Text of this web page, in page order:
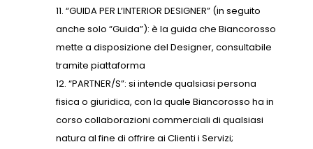
“GUIDA PER L’INTERIOR DESIGNER” (in seguito
anche solo “Guida”): è la guida che Biancorosso
mette a disposizione del Designer, consultabile
tramite piattaforma
“PARTNER/S”: si intende qualsiasi persona
fisica o giuridica, con la quale Biancorosso ha in
corso collaborazioni commerciali di qualsiasi
natura al fine di offrire ai Clienti i Servizi;